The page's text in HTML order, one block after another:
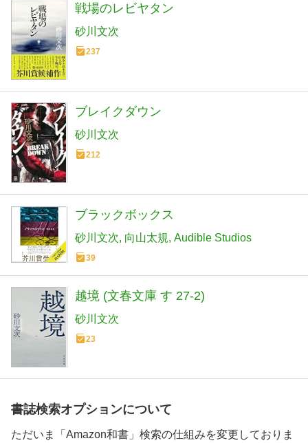
戦場のレビヤタン
砂川文次
237
ブレイクダウン
砂川文次
212
ブラックボックス
砂川文次 向山太規 Audible Studios
39
越境 (文春文庫 す 27-2)
砂川文次
23
書誌検索オプションについて
ただいま「Amazon和書」検索の仕組みを変更しておりま